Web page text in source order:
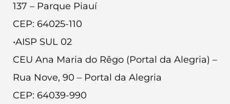
137 – Parque Piauí
CEP: 64025-110
•AISP SUL 02
CEU Ana Maria do Rêgo (Portal da Alegria) –
Rua Nove, 90 – Portal da Alegria
CEP: 64039-990